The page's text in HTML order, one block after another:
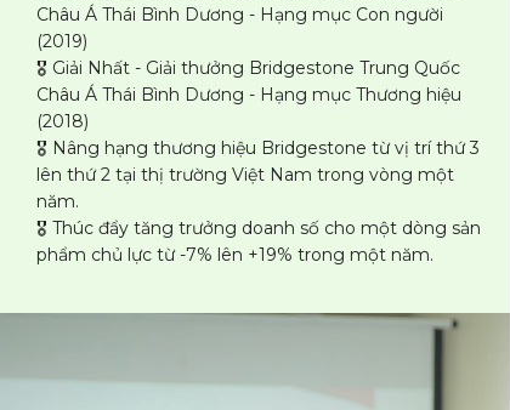
Châu Á Thái Bình Dương - Hạng mục Con người
(2019)
🎖️ Giải Nhất - Giải thưởng Bridgestone Trung Quốc
Châu Á Thái Bình Dương - Hạng mục Thương hiệu
(2018)
🎖️ Nâng hạng thương hiệu Bridgestone từ vị trí thứ 3
lên thứ 2 tại thị trường Việt Nam trong vòng một
năm.
🎖️ Thúc đẩy tăng trưởng doanh số cho một dòng sản
phẩm chủ lực từ -7% lên +19% trong một năm.